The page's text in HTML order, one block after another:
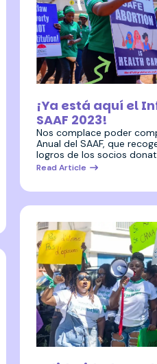
¡Ya está aquí el
SAAF 2023!
Nos complace poder
Anual del SAAF, que
logros de los socios
Read Article